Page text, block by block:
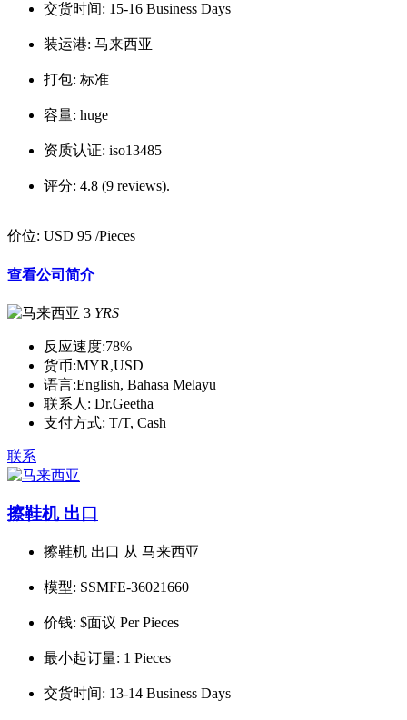
交货时间: 15-16 Business Days
装运港: 马来西亚
打包: 标准
容量: huge
资质认证: iso13485
评分: 4.8 (9 reviews).
价位: USD 95 /Pieces
查看公司简介
3 YRS
反应速度:78%
货币:MYR,USD
语言:English, Bahasa Melayu
联系人: Dr.Geetha
支付方式: T/T, Cash
联系
擦鞋机 出口
擦鞋机 出口 从 马来西亚
模型: SSMFE-36021660
价钱: $面议 Per Pieces
最小起订量: 1 Pieces
交货时间: 13-14 Business Days